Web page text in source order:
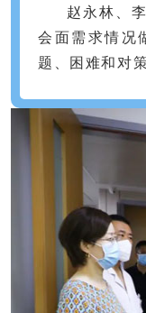
赵永林、
会面需求情况
题、困难和对